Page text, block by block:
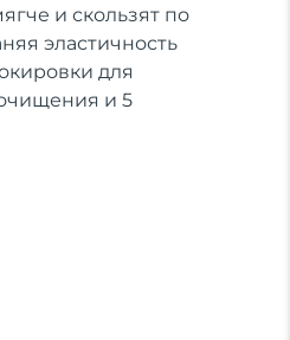
и скользят по
эластичность
для
и 5